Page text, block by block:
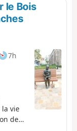
le Bois
7h
la vie
de